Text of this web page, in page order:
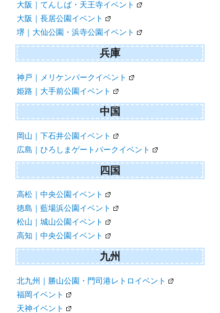
大阪｜てんしば・天王寺イベント
大阪｜長居公園イベント
堺｜大仙公園・浜寺公園イベント
兵庫
神戸｜メリケンパークイベント
姫路｜大手前公園イベント
中国
岡山｜下石井公園イベント
広島｜ひろしまゲートパークイベント
四国
高松｜中央公園イベント
徳島｜藍場浜公園イベント
松山｜城山公園イベント
高知｜中央公園イベント
九州
北九州｜勝山公園・門司港レトロイベント
福岡イベント
天神イベント